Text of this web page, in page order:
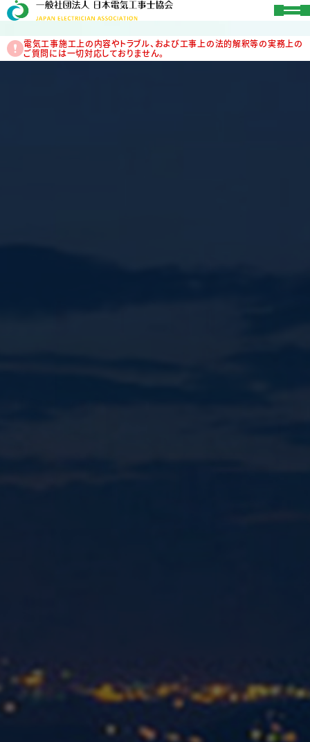
電気工事施工上の内容やトラブル、および工事上の法的解釈等の実務上の
ご質問には一切対応しておりません。